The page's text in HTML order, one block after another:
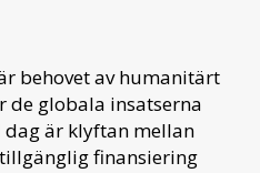
behovet av humanitärt
de globala insatserna
är klyftan mellan
finansiering